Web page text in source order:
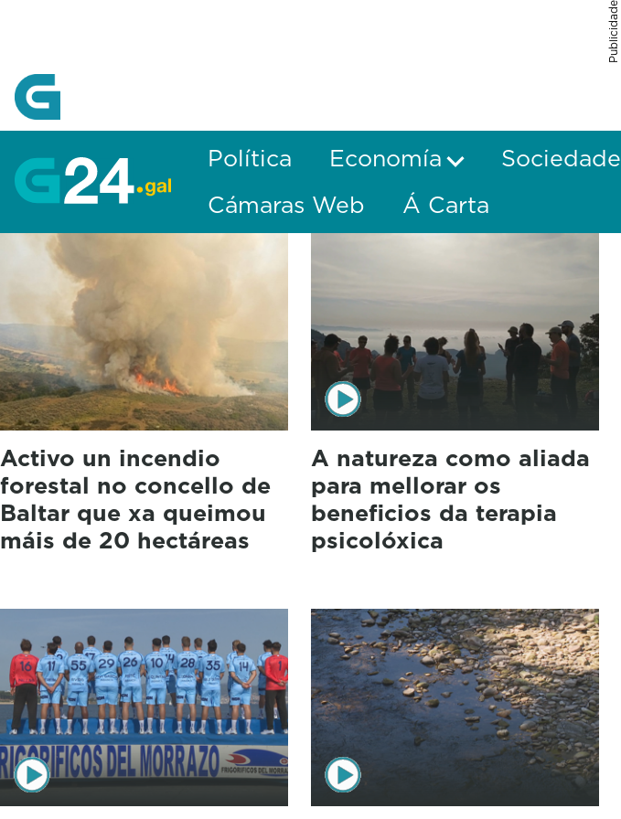
Publicidade
Política Economía Sociedade
Cámaras Web
Á Carta
Activo un incendio
forestal no concello de
Baltar que xa queimou
máis de 20 hectáreas
A natureza como aliada
para mellorar os
beneficios da terapia
psicolóxica